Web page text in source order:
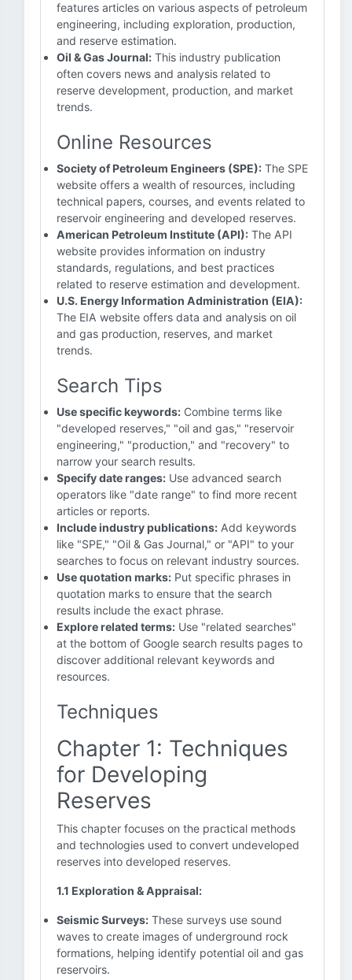
features articles on various aspects of petroleum
engineering, including exploration, production,
and reserve estimation.
Oil & Gas Journal: This industry publication
often covers news and analysis related to
reserve development, production, and market
trends.
Online Resources
Society of Petroleum Engineers (SPE): The SPE
website offers a wealth of resources, including
technical papers, courses, and events related to
reservoir engineering and developed reserves.
American Petroleum Institute (API): The API
website provides information on industry
standards, regulations, and best practices
related to reserve estimation and development.
U.S. Energy Information Administration (EIA):
The EIA website offers data and analysis on oil
and gas production, reserves, and market
trends.
Search Tips
Use specific keywords: Combine terms like
"developed reserves," "oil and gas," "reservoir
engineering," "production," and "recovery" to
narrow your search results.
Specify date ranges: Use advanced search
operators like "date range" to find more recent
articles or reports.
Include industry publications: Add keywords
like "SPE," "Oil & Gas Journal," or "API" to your
searches to focus on relevant industry sources.
Use quotation marks: Put specific phrases in
quotation marks to ensure that the search
results include the exact phrase.
Explore related terms: Use "related searches"
at the bottom of Google search results pages to
discover additional relevant keywords and
resources.
Techniques
Chapter 1: Techniques
for Developing
Reserves
This chapter focuses on the practical methods
and technologies used to convert undeveloped
reserves into developed reserves.
1.1 Exploration & Appraisal:
Seismic Surveys: These surveys use sound
waves to create images of underground rock
formations, helping identify potential oil and gas
reservoirs.